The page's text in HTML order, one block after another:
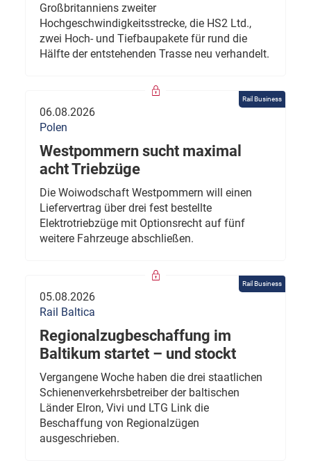
Großbritanniens zweiter
Hochgeschwindigkeitsstrecke, die HS2 Ltd.,
zwei Hoch- und Tiefbaupakete für rund die
Hälfte der entstehenden Trasse neu verhandelt.
Rail Business
06.08.2026
Polen
Westpommern sucht maximal
acht Triebzüge
Die Woiwodschaft Westpommern will einen
Liefervertrag über drei fest bestellte
Elektrotriebzüge mit Optionsrecht auf fünf
weitere Fahrzeuge abschließen.
Rail Business
05.08.2026
Rail Baltica
Regionalzugbeschaffung im
Baltikum startet – und stockt
Vergangene Woche haben die drei staatlichen
Schienenverkehrsbetreiber der baltischen
Länder Elron, Vivi und LTG Link die
Beschaffung von Regionalzügen
ausgeschrieben.